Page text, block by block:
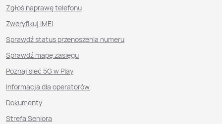
Zgłoś naprawę telefonu
Zweryfikuj IMEI
Sprawdź status przenoszenia numeru
Sprawdź mapę zasięgu
Poznaj sieć 5G w Play
Informacja dla operatorów
Dokumenty
Strefa Seniora